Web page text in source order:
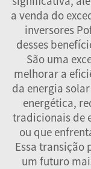
a venda do
inversores
desses
São uma
melhorar a
da energia
energética,
tradicionais de
ou que
Essa transição
um futuro